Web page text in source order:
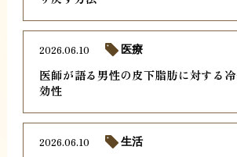
医師が語る男性の皮下脂肪に対する
効性
2026.06.10 医療
2026.06.10 生活